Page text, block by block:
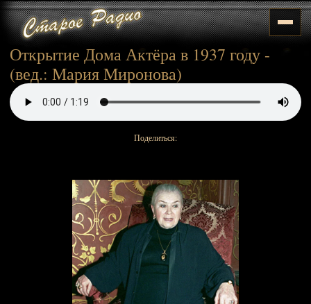
Открытие Дома Актёра в 1937 году -
(вед.: Мария Миронова)
Поделиться: